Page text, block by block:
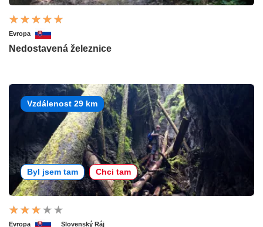
Evropa
Nedostavená železnice
Vzdálenost 29 km
Byl jsem tam Chci tam
Evropa Slovenský Ráj